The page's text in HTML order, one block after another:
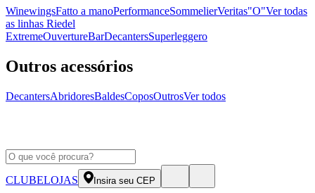
WinewingsFatto a manoPerformanceSommelierVeritas"O"Ver todas
as linhas Riedel
ExtremeOuvertureBarDecantersSuperleggero
Outros acessórios
DecantersAbridoresBaldesCoposOutrosVer todos
CLUBELOJAS Insira seu CEP